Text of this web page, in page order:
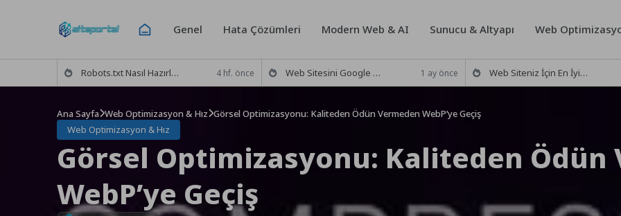
Genel Hata Çözümleri Modern Web & AI Sunucu & Altyapı Web
Robots.txt Nasıl Hazırlanır? Doğru Tarama Ayarları ve Rehber 4 hf. önce Web Sitesini Google Arama Motoruna Ekleme (2026 Rehberi) 1 ay önce Web Siteniz İçin En İyi 5 Ücretsiz Trafik Analiz Aracı (2026)
Ana Sayfa Web Optimizasyon & Hız Görsel Optimizasyonu: Kaliteden Ödün Vermeden WebP’ye Geçiş
Web Optimizasyon & Hız
Görsel Optimizasyonu: Kaliteden Ödün
WebP’ye Geçiş